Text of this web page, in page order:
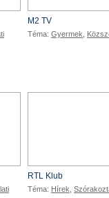
M2 TV
Téma: Gyermek
RTL Klub
Téma: Hírek